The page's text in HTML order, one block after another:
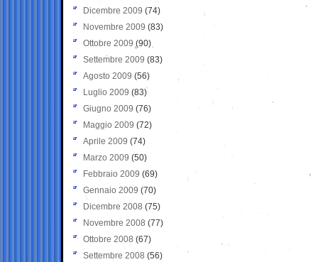
Dicembre 2009 (74)
Novembre 2009 (83)
Ottobre 2009 (90)
Settembre 2009 (83)
Agosto 2009 (56)
Luglio 2009 (83)
Giugno 2009 (76)
Maggio 2009 (72)
Aprile 2009 (74)
Marzo 2009 (50)
Febbraio 2009 (69)
Gennaio 2009 (70)
Dicembre 2008 (75)
Novembre 2008 (77)
Ottobre 2008 (67)
Settembre 2008 (56)